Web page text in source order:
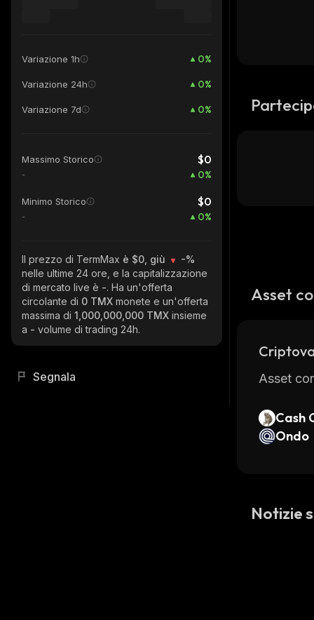
Variazione 1h 0%
Variazione 24h 0%
Variazione 7d 0%
Massimo Storico $0
- 0%
Minimo Storico $0
- 0%
Il prezzo di TermMax è $0, giù
-%
nelle ultime 24 ore, e la capitalizzazione
di mercato live è -. Ha un'offerta
circolante di 0 TMX monete e un'offerta
massima di 1,000,000,000 TMX insieme
a - volume di trading 24h.
Segnala
Asset
Asset
Cash
Ondo
Notizie